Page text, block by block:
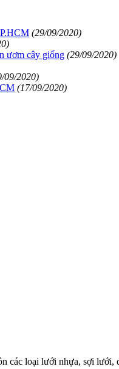
(29/09/2020)
ươm cây giống (29/09/2020)
09/2020)
(17/09/2020)
các loại lưới nhựa,